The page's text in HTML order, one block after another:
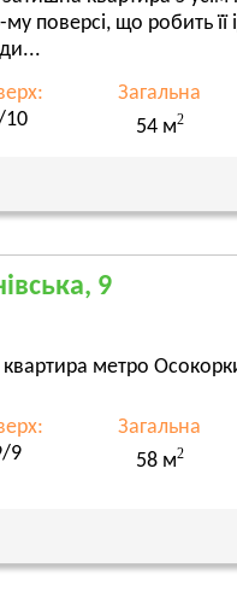
поверсі, що робить її
10
Загальна
54 м2
9
метро
9
Загальна
58 м2